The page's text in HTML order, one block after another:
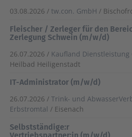
03.08.2026 / tw.con. GmbH /
Fleischer / Zerleger für den
Zerlegung Schwein (m/w/d)
26.07.2026 / Kaufland Dienstleistung
Heilbad Heiligenstadt
IT-Administrator (m/w/d)
26.07.2026 / Trink- und
Erbstromtal / Eisenach
Selbstständige:r